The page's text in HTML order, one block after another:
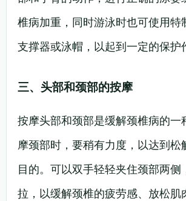
椎病加重，同时游泳时也可使用特
支撑器或泳帽，以起到一定的保护
三、头部和颈部的按摩
按摩头部和颈部是缓解颈椎病的一
摩颈部时，要稍有力度，以达到松
目的。可以双手轻轻夹住颈部两侧
拉，以缓解颈椎的疲劳感、放松肌